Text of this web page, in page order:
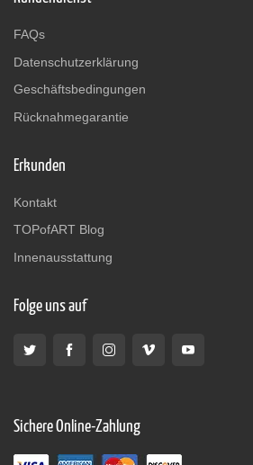
FAQs
Datenschutzerklärung
Geschäftsbedingungen
Rücknahmegarantie
Erkunden
Kontakt
TOPofART Blog
Innenausstattung
Folge uns auf
Sichere Online-Zahlung